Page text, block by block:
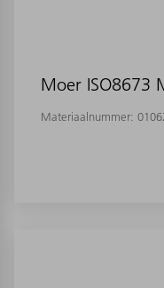
Moer ISO8673
Materiaalnummer: